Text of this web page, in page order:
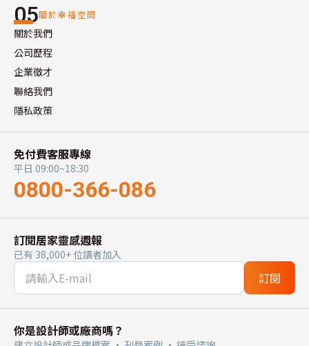
05關於幸福空間
關於我們
公司歷程
企業徵才
聯絡我們
隱私政策
免付費客服專線
平日 09:00~18:30
0800-366-086
訂閱居家靈感週報
已有 38,000+ 位讀者加入
訂閱
你是設計師或廠商嗎？